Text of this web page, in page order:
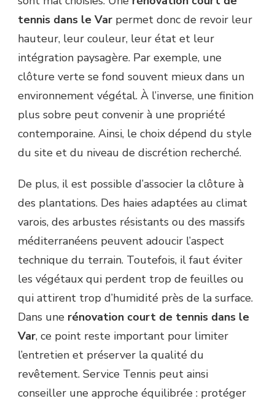
tennis dans le Var permet donc de revoir leur
hauteur, leur couleur, leur état et leur
intégration paysagère. Par exemple, une
clôture verte se fond souvent mieux dans un
environnement végétal. À l’inverse, une finition
plus sobre peut convenir à une propriété
contemporaine. Ainsi, le choix dépend du style
du site et du niveau de discrétion recherché.
De plus, il est possible d’associer la clôture à
des plantations. Des haies adaptées au climat
varois, des arbustes résistants ou des massifs
méditerranéens peuvent adoucir l’aspect
technique du terrain. Toutefois, il faut éviter
les végétaux qui perdent trop de feuilles ou
qui attirent trop d’humidité près de la surface.
Dans une rénovation court de tennis dans le
Var, ce point reste important pour limiter
l’entretien et préserver la qualité du
revêtement. Service Tennis peut ainsi
conseiller une approche équilibrée : protéger